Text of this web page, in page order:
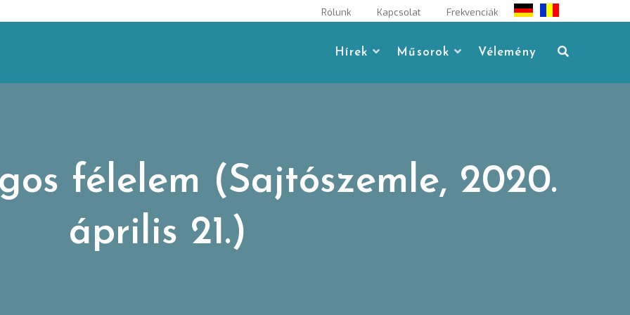
Rólunk Kapcsolat Frekvenciák
Hírek Műsorok Vélemény
félelem (Sajtószemle, 2020.
április 21.)